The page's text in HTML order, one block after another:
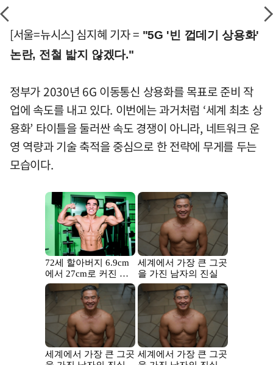
[서울=뉴시스] 심지혜 기자 = "5G '빈 껍데기 상용화'
논란, 전철 밟지 않겠다."
정부가 2030년 6G 이동통신 상용화를 목표로 준비 작
업에 속도를 내고 있다. 이번에는 과거처럼 ‘세계 최초 상
용화’ 타이틀을 둘러싼 속도 경쟁이 아니라, 네트워크 운
영 역량과 기술 축적을 중심으로 한 전략에 무게를 두는
모습이다.